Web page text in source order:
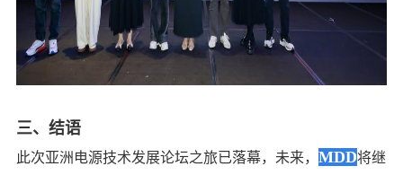
三、结语
此次亚洲电源技术发展论坛之旅已落幕，未来， MDD将继